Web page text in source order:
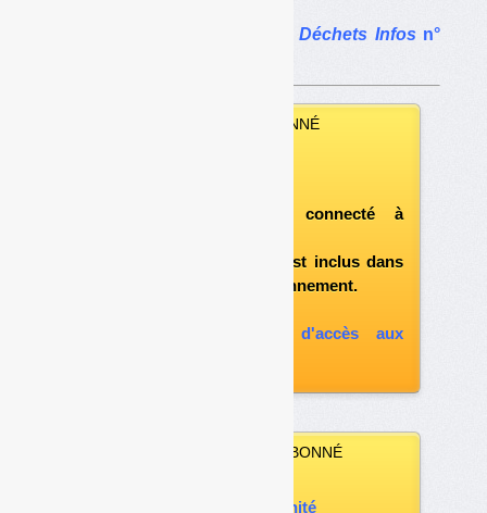
Déchets Infosn°
VOUS ÊTES ABONNÉ
après vous être connecté à
et si le document est inclus dans
votre formule d'abonnement.
souscrire à l'option d'accès aux
VOUS N’ÊTES PAS ABONNÉ
acheter ce numéro à l’unité